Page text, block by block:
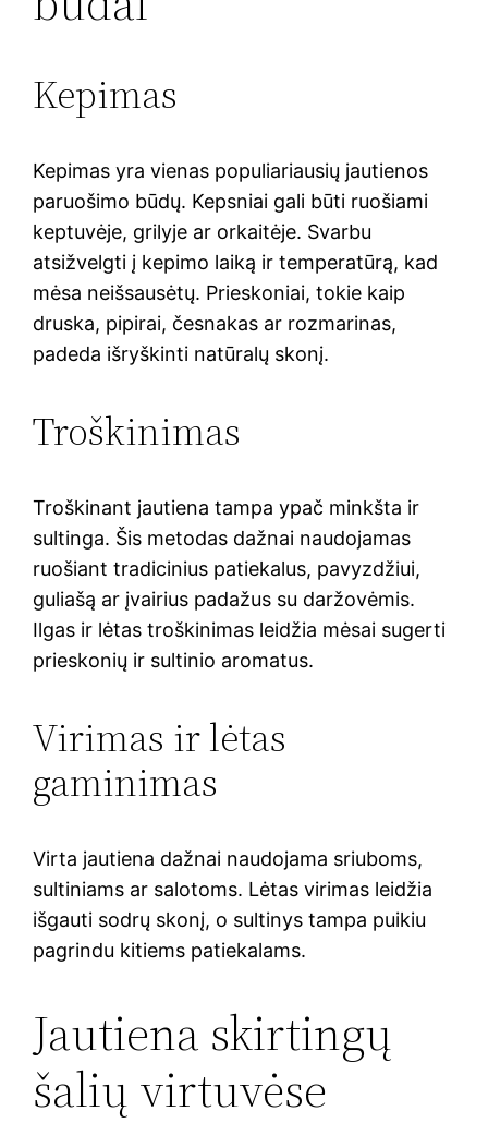
Kepimas
Kepimas yra vienas populiariausių jautienos
paruošimo būdų. Kepsniai gali būti ruošiami
keptuvėje, grilyje ar orkaitėje. Svarbu
atsižvelgti į kepimo laiką ir temperatūrą, kad
mėsa neišsausėtų. Prieskoniai, tokie kaip
druska, pipirai, česnakas ar rozmarinas,
padeda išryškinti natūralų skonį.
Troškinimas
Troškinant jautiena tampa ypač minkšta ir
sultinga. Šis metodas dažnai naudojamas
ruošiant tradicinius patiekalus, pavyzdžiui,
guliašą ar įvairius padažus su daržovėmis.
Ilgas ir lėtas troškinimas leidžia mėsai sugerti
prieskonių ir sultinio aromatus.
Virimas ir lėtas
gaminimas
Virta jautiena dažnai naudojama sriuboms,
sultiniams ar salotoms. Lėtas virimas leidžia
išgauti sodrų skonį, o sultinys tampa puikiu
pagrindu kitiems patiekalams.
Jautiena skirtingų
šalių virtuvėse